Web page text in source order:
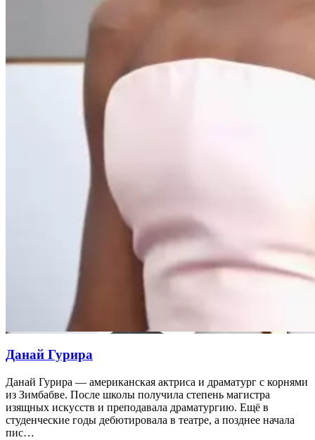
Данай Гурира
Данай Гурира — американская актриса и драматург с корнями
из Зимбабве. После школы получила степень магистра
изящных искусств и преподавала драматургию. Ещё в
студенческие годы дебютировала в театре, а позднее начала
пис…